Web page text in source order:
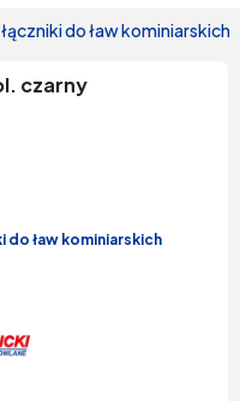
do ław kominiarskich
czarny
do ław kominiarskich